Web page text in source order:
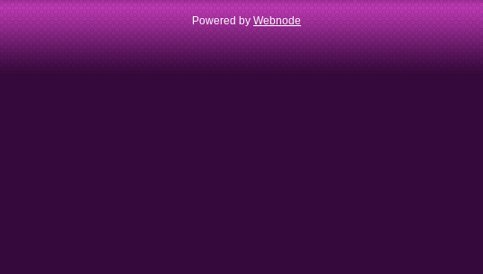
Powered byWebnode